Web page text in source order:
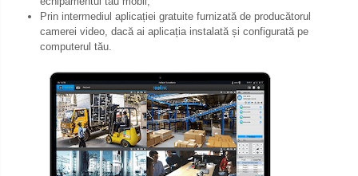
Prin intermediul aplicației gratuite furnizată de producătorul
camerei video, dacă ai aplicația instalată și configurată pe
computerul tău.